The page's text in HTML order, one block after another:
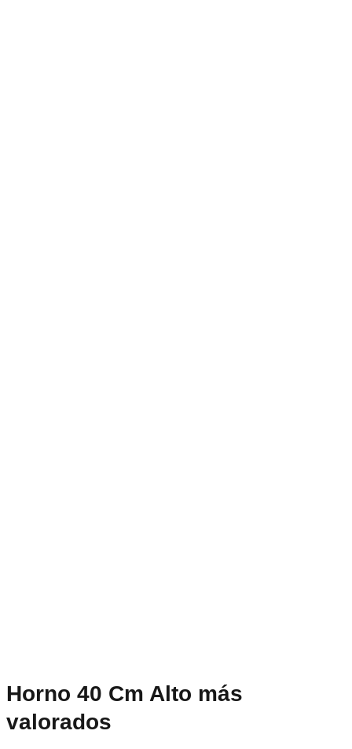
Horno 40 Cm Alto más
valorados